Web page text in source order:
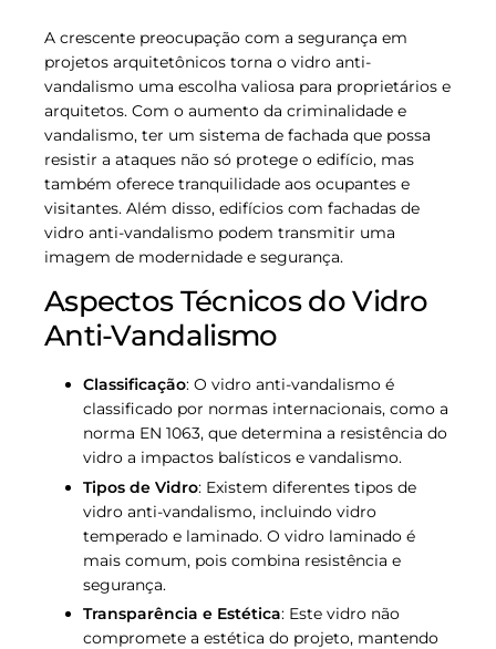
A crescente preocupação com a segurança em
projetos arquitetônicos torna o vidro anti-
vandalismo uma escolha valiosa para proprietários e
arquitetos. Com o aumento da criminalidade e
vandalismo, ter um sistema de fachada que possa
resistir a ataques não só protege o edifício, mas
também oferece tranquilidade aos ocupantes e
visitantes. Além disso, edifícios com fachadas de
vidro anti-vandalismo podem transmitir uma
imagem de modernidade e segurança.
Aspectos Técnicos do Vidro
Anti-Vandalismo
Classificação: O vidro anti-vandalismo é
classificado por normas internacionais, como a
norma EN 1063, que determina a resistência do
vidro a impactos balísticos e vandalismo.
Tipos de Vidro: Existem diferentes tipos de
vidro anti-vandalismo, incluindo vidro
temperado e laminado. O vidro laminado é
mais comum, pois combina resistência e
segurança.
Transparência e Estética: Este vidro não
compromete a estética do projeto, mantendo